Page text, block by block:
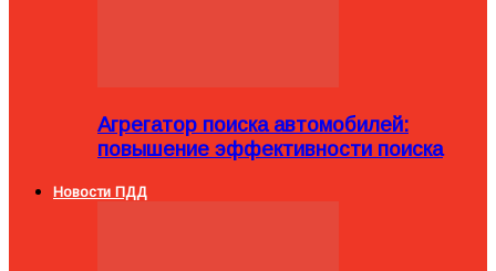
Агрегатор поиска автомобилей:
повышение эффективности поиска
Новости ПДД